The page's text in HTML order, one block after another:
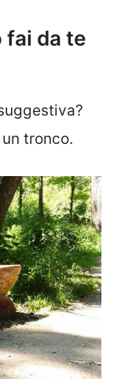
fai da te
tronco.